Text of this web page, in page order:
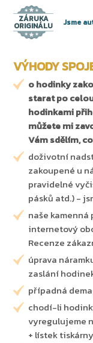
ZÁRUKA
ORIGINÁLU Jsme
VÝHODY
o hodinky
starat po
hodinkami
můžete mi
Vám sdělím,
doživotní
zakoupené u
pravidelné
pásků atd.) -
naše
internetový
Recenze
úprava
zaslání
případná
chodí-li
vyregulujeme
+ lístek